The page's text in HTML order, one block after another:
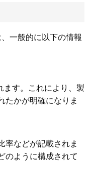
一般的に以下の情報
ます。これにより、製
たかが明確になりま
率などが記載されま
のように構成されて